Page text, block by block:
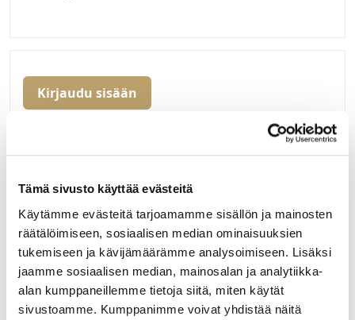
Tämä sivusto käyttää evästeitä
Käytämme evästeitä tarjoamamme sisällön ja mainosten
räätälöimiseen, sosiaalisen median ominaisuuksien
tukemiseen ja kävijämäärämme analysoimiseen. Lisäksi
jaamme sosiaalisen median, mainosalan ja analytiikka-
alan kumppaneillemme tietoja siitä, miten käytät
sivustoamme. Kumppanimme voivat yhdistää näitä
Kirjaudu sisään
verkkokauppaamme, niin olkaa yhteydessä
mail@helatukku.com
Määrä pakkauksessa:
30
Yksikkö:
kpl